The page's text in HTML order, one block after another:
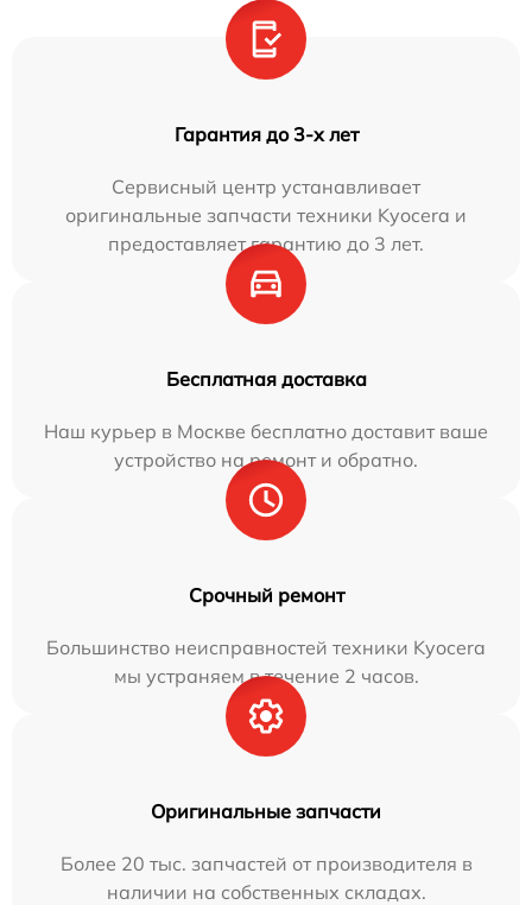
Гарантия до 3-х лет
Сервисный центр устанавливает
оригинальные запчасти техники Kyocera и
предоставляет гарантию до 3 лет.
Бесплатная доставка
Наш курьер в Москве бесплатно доставит ваше
устройство на ремонт и обратно.
Срочный ремонт
Большинство неисправностей техники Kyocera
мы устраняем в течение 2 часов.
Оригинальные запчасти
Более 20 тыс. запчастей от производителя в
наличии на собственных складах.